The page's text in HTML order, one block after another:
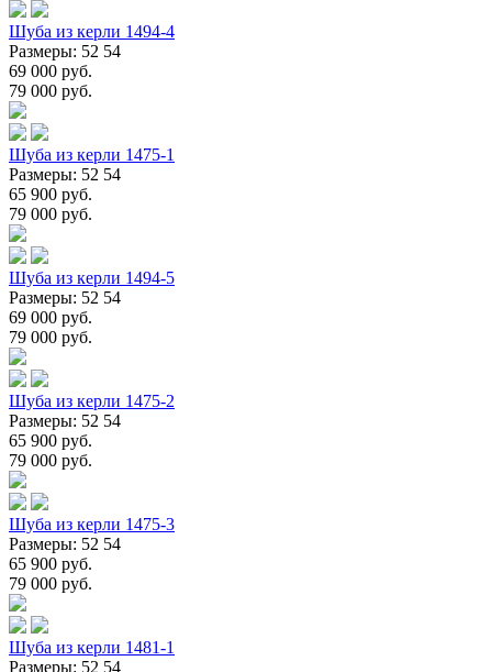
Шуба из керли 1494-4
Размеры: 52 54
69 000 руб.
79 000 руб.
Шуба из керли 1475-1
Размеры: 52 54
65 900 руб.
79 000 руб.
Шуба из керли 1494-5
Размеры: 52 54
69 000 руб.
79 000 руб.
Шуба из керли 1475-2
Размеры: 52 54
65 900 руб.
79 000 руб.
Шуба из керли 1475-3
Размеры: 52 54
65 900 руб.
79 000 руб.
Шуба из керли 1481-1
Размеры: 52 54